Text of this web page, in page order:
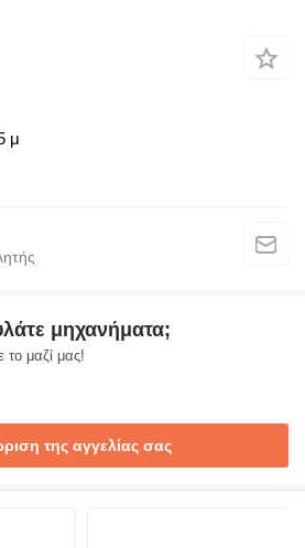
μ
μηχανήματα;
το μαζί μας!
της αγγελίας σας